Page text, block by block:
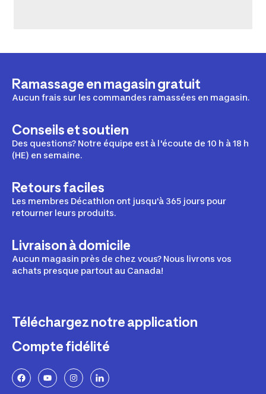
Ramassage en magasin gratuit
Aucun frais sur les commandes ramassées en magasin.
Conseils et soutien
Des questions? Notre équipe est à l'écoute de 10 h à 18 h
(HE) en semaine.
Retours faciles
Les membres Décathlon ont jusqu'à 365 jours pour
retourner leurs produits.
Livraison à domicile
Aucun magasin près de chez vous? Nous livrons vos
achats presque partout au Canada!
Téléchargez notre application
Compte fidélité